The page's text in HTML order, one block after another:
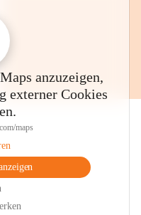
anzuzeigen,
externer Cookies
maps